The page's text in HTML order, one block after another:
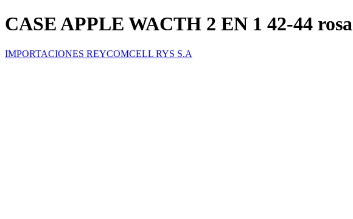
CASE APPLE WACTH 2 EN 1 42-44 rosa
IMPORTACIONES REYCOMCELL RYS S.A